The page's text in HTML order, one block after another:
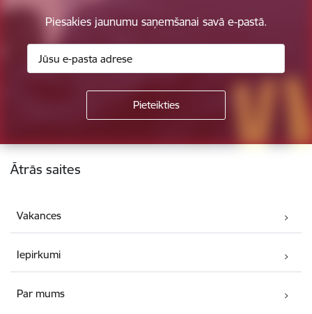
Piesakies jaunumu saņemšanai savā e-pastā.
Kājene
Ātrās saites
Vakances
Iepirkumi
Par mums